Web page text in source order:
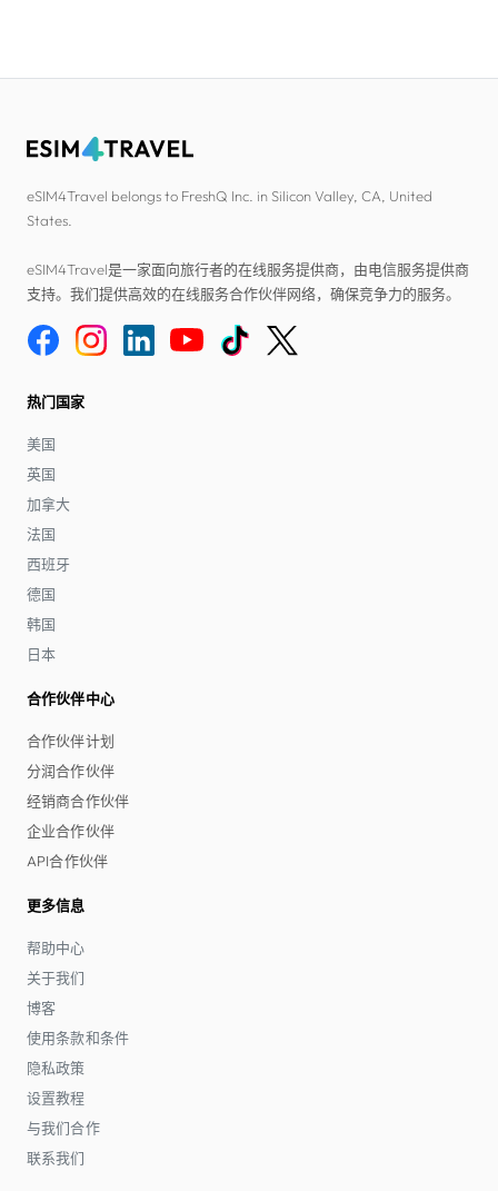
eSIM4Travel belongs to FreshQ Inc. in Silicon Valley, CA, United
States.
eSIM4Travel是一家面向旅行者的在线服务提供商，由电信服务提供商
支持。我们提供高效的在线服务合作伙伴网络，确保竞争力的服务。
热门国家
美国
英国
加拿大
法国
西班牙
德国
韩国
日本
合作伙伴中心
合作伙伴计划
分润合作伙伴
经销商合作伙伴
企业合作伙伴
API合作伙伴
更多信息
帮助中心
关于我们
博客
使用条款和条件
隐私政策
设置教程
与我们合作
联系我们